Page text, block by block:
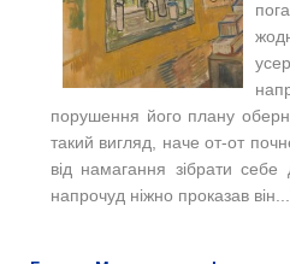
порушення його плану
такий вигляд, наче от-от
від намагання зібрати
напрочуд ніжно проказав